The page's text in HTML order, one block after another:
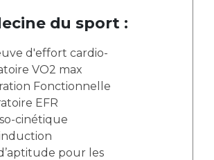
du sport :
d'effort cardio-
VO2 max
Fonctionnelle
EFR
cinétique
pour les